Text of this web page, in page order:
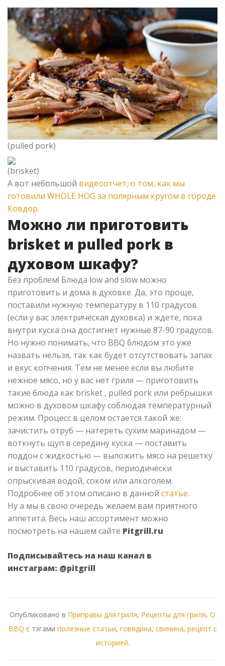
(pulled pork)
(brisket)
А вот небольшой видеоотчет, о том, как мы
готовили WHOLE HOG за полярным кругом в городе
Ковдор.
Можно ли приготовить
brisket и pulled pork в
духовом шкафу?
Без проблем! Блюда low and slow можно
приготовить и дома в духовке. Да, это проще,
поставили нужную температуру в 110 градусов
(если у вас электрическая духовка) и ждете, пока
внутри куска она достигнет нужные 87-90 градусов.
Но нужно понимать, что BBQ блюдом это уже
назвать нельзя, так как будет отсутствовать запах
и вкус копчения. Тем не менее если вы любите
нежное мясо, но у вас нет гриля — приготовить
такие блюда как brisket , pulled pork или ребрышки
можно в духовом шкафу соблюдая температурный
режим. Процесс в целом остается такой же:
зачистить отруб — натереть сухим маринадом —
воткнуть щуп в середину куска — поставить
поддон с жидкостью — выложить мясо на решетку
и выставить 110 градусов, периодически
опрыскивая водой, соком или алкоголем.
Подробнее об этом описано в данной статье.
Ну а мы в свою очередь желаем вам приятного
аппетита. Весь наш ассортимент можно
посмотреть на нашем сайте Pitgrill.ru
Подписывайтесь на наш канал в
инстаграм: @pitgrill
Опубликовано в Приправы для гриля, Рецепты для гриля, О
BBQ с тэгами полезные статьи, говядина, свинина, рецепт с
историей.